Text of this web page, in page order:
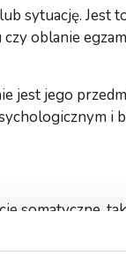
sytuację. Jest
oblanie
jest jego
i
somatyczne,
jako